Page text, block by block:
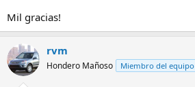
Radiator Cap - Tapadera de radiador
¿Que aceite usar?
Mil gracias!
rvm
Hondero Mañoso Miembro del equipo